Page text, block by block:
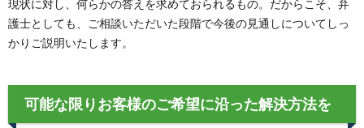
現状に対し、何らかの答えを求めておられるもの。だからこそ、弁
護士としても、ご相談いただいた段階で今後の見通しについてしっ
かりご説明いたします。
可能な限りお客様のご希望に沿った解決方法を